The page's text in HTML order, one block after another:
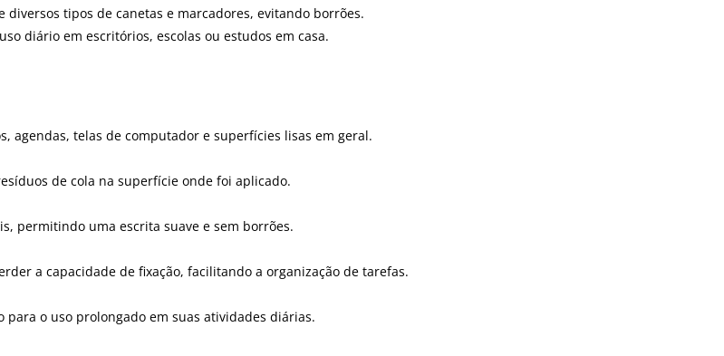
tipos de canetas e marcadores, evitando borrões.
diário em escritórios, escolas ou estudos em casa.
agendas, telas de computador e superfícies lisas em geral.
de cola na superfície onde foi aplicado.
permitindo uma escrita suave e sem borrões.
a capacidade de fixação, facilitando a organização de tarefas.
o uso prolongado em suas atividades diárias.